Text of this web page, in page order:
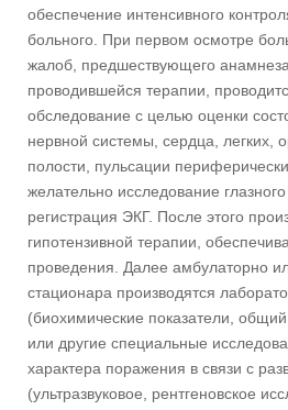
обеспечение интенсивного
больного. При первом осмотре
жалоб, предшествующего
проводившейся терапии,
обследование с целью оценки
нервной системы, сердца, легких,
полости, пульсации
желательно исследование
регистрация ЭКГ. После этого
гипотензивной терапии,
проведения. Далее амбулаторно
стационара производятся
(биохимические показатели,
или другие специальные
характера поражения в связи с
(ультразвуковое, рентгеновское